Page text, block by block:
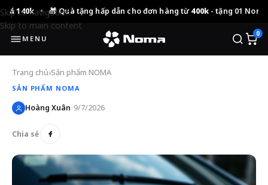
• 🎁 Quà tặng hấp dẫn cho đơn hàng từ400k- tặng 01 Noma 692
MENU
0
Trang chủ›Sản phẩm NOMA
SẢN PHẨM NOMA
Hoàng Xuân 9/7/2026
Chia sẻ
Skip to navigation
Skip to main content